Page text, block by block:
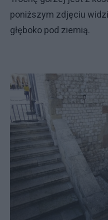
poniższym zdjęciu
głęboko pod ziemią.